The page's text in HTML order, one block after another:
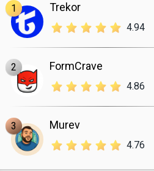
1 Trekor
4.94
2 FormCrave
4.86
3 Murev
4.76